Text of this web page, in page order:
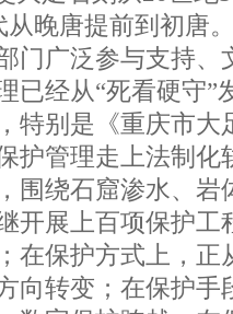
晚唐提前到初唐
门广泛参与支持、
已经从“死看硬守”
特别是《重庆市大
保护管理走上法
围绕石窟渗水、岩
开展上百项保护工
在保护方式上，正
向转变；在保护手